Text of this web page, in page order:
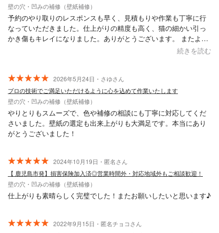
壁の穴・凹みの補修（壁紙補修）
予約のやり取りのレスポンスも早く、見積もりや作業も丁寧に行
なっていただきました。仕上がりの精度も高く、猫の細かい引っ
かき傷もキレイになりました。ありがとうございます。 またよろ
続きを読む
2026年5月24日・さゆさん
プロの技術でご満足いただけるように心を込めて作業いたします
壁の穴・凹みの補修（壁紙補修）
やりとりもスムーズで、色や補修の相談にも丁寧に対応してくだ
さいました。壁紙の選定も出来上がりも大満足です。本当にあり
がとうございました！
2024年10月19日・匿名さん
【 鹿児島市発】損害保険加入済◎営業時間外・対応地域外もご相談歓迎！
壁の穴・凹みの補修（壁紙補修）
仕上がりも素晴らしく完璧でした！またお願いしたいと思います♪
2022年9月15日・匿名チョコさん